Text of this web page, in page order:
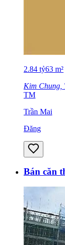
2.84 tỷ63 m²
Kim Chung,
TM
Trần Mai
Đăng
Bán căn